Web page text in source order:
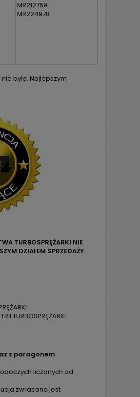
MR212759
MR224978
było. Najlepszym
TURBOSPRĘŻARKI NIE
DZIAŁEM SPRZEDAŻY.
TURBOSPRĘŻARKI
z paragonem
liczonych od
zwracana jest